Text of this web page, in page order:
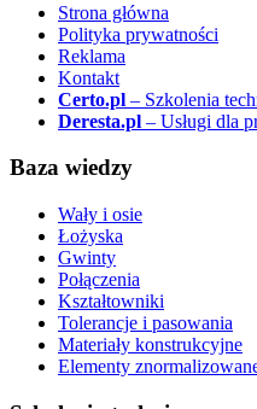
Strona główna
Polityka prywatności
Reklama
Kontakt
Certo.pl – Szkolenia
Deresta.pl – Usługi dla
Baza wiedzy
Wały i osie
Łożyska
Gwinty
Połączenia
Kształtowniki
Tolerancje i pasowania
Materiały konstrukcyjne
Elementy